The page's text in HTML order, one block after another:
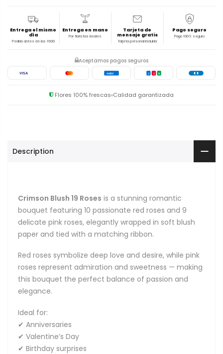
Entrega el mismo
día
Pedido antes de las 19:00
Entrega en mano
Por floristas locales
Tarjeta de
mensaje gratis
Tarjeta personal incluida
Pago seguro
Pago 100% seguro
Aceptamos pagos seguros
VISA AMEX J C B
Flores 100% frescas Calidad garantizada
Description
Crimson Blush 19 Roses is a stunning romantic
bouquet featuring 10 passionate red roses and 9
delicate pink roses, elegantly wrapped in soft blush
paper and tied with a matching ribbon.
Red roses symbolize deep love and desire, while pink
roses represent admiration and sweetness — making
this bouquet the perfect balance of passion and
elegance.
Ideal for:
✔ Anniversaries
✔ Valentine’s Day
✔ Birthday surprises